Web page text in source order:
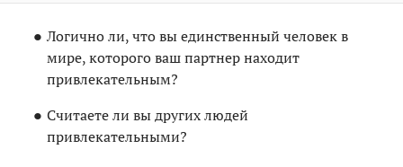
Логично ли, что вы единственный человек в
мире, которого ваш партнер находит
привлекательным?
Считаете ли вы других людей
привлекательными?